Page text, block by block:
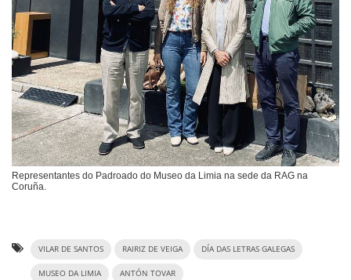
Representantes do Padroado do Museo da Limia na sede da RAG na
Coruña.
VILAR DE SANTOS RAIRIZ DE VEIGA DÍA DAS LETRAS GALEGAS
MUSEO DA LIMIA ANTÓN TOVAR